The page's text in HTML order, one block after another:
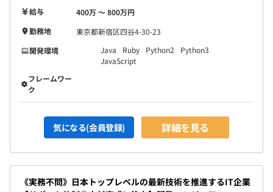
給与
400万 〜 800万円
勤務地
東京都新宿区四谷4-30-23
開発環境
Java Ruby Python2
Python3
JavaScript
フレームワー
ク
気になる(会員登録) 詳細を見る
《実務不問》日本トップレベルの最新技術を推進するIT企業